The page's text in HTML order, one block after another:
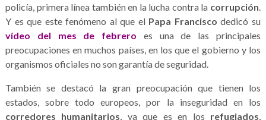
policía, primera línea también en la lucha contra la corrupción.
Y es que este fenómeno al que el Papa Francisco dedicó su
vídeo del mes de febrero es una de las principales
preocupaciones en muchos países, en los que el gobierno y los
organismos oficiales no son garantía de seguridad.
También se destacó la gran preocupación que tienen los
estados, sobre todo europeos, por la inseguridad en los
corredores humanitarios, ya que es en los refugiados,